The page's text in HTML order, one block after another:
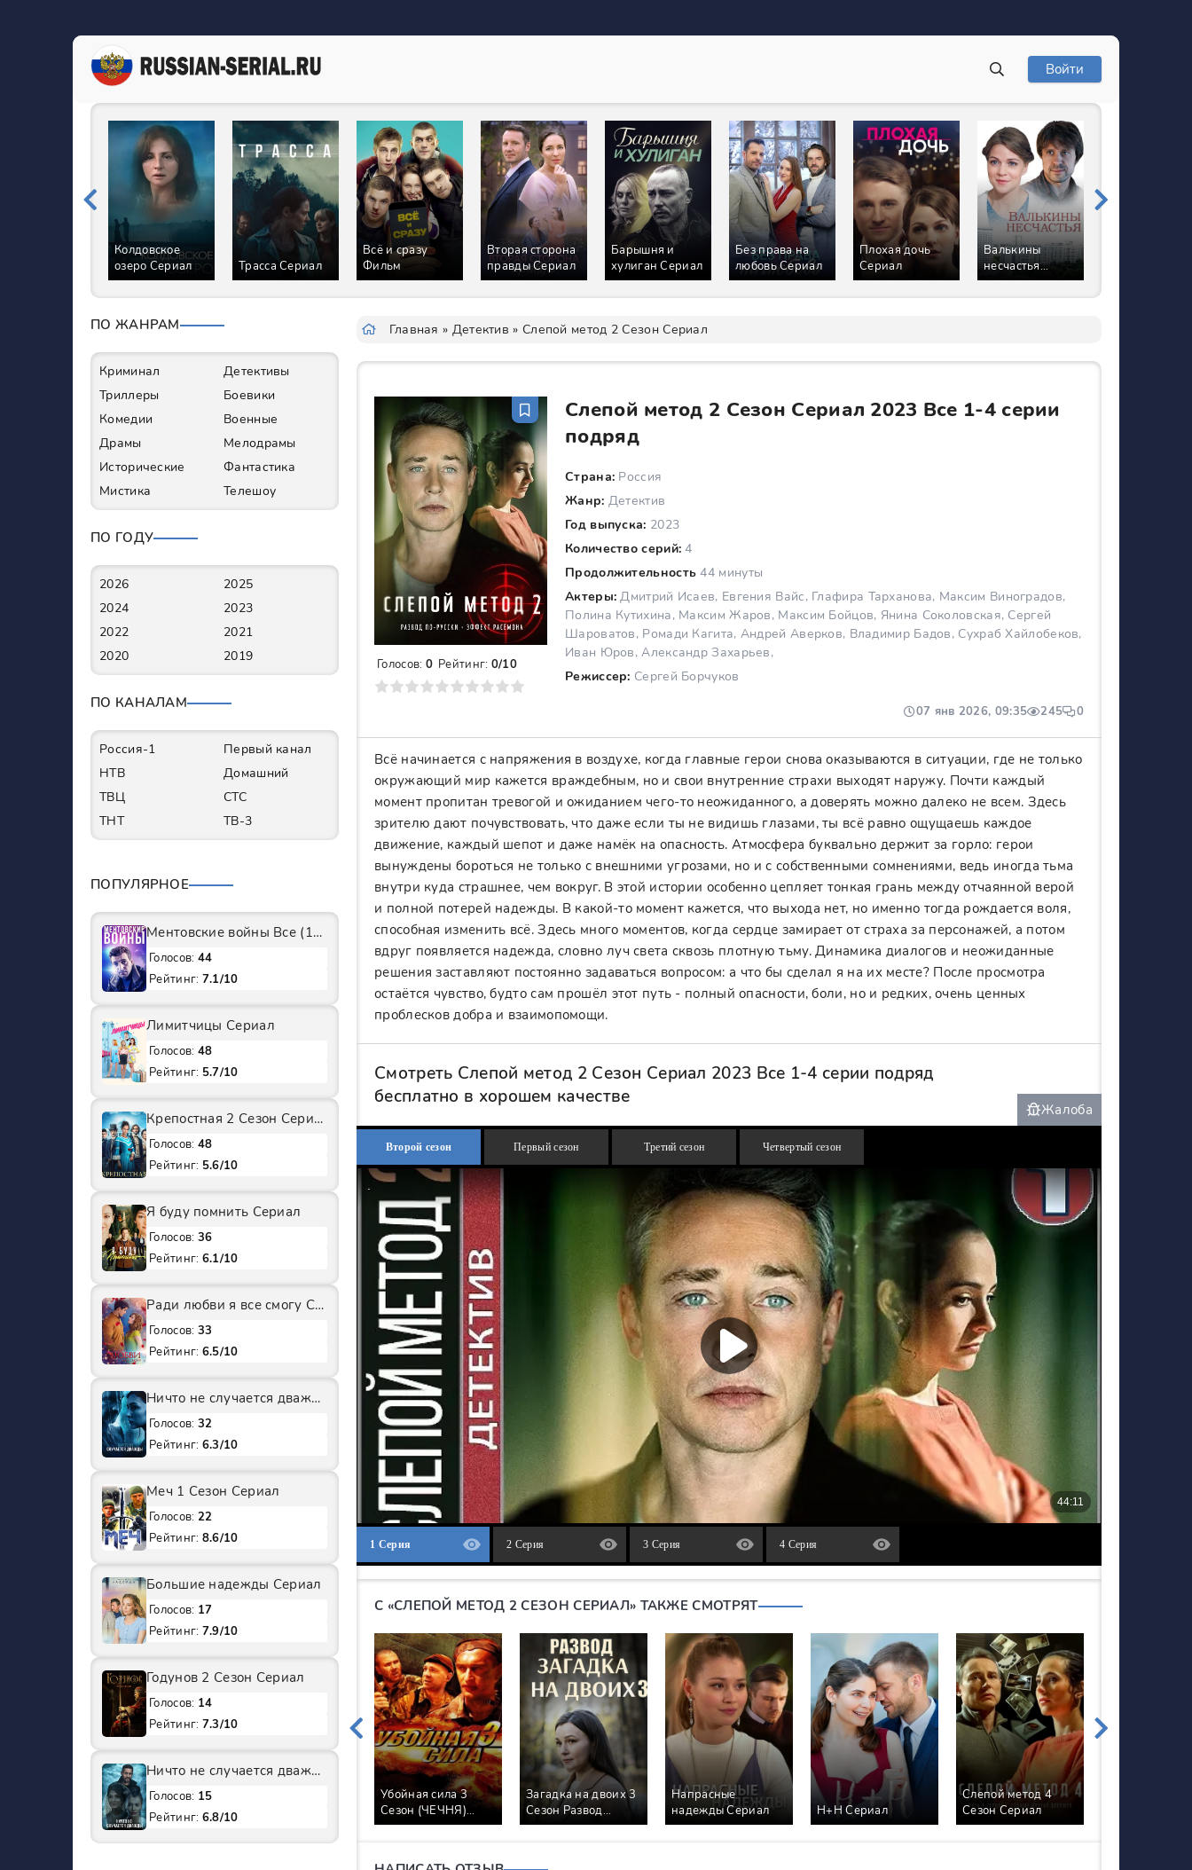
Войти
Колдовское
озеро Сериал
Трасса Сериал
Всё и сразу
Фильм
Вторая сторона
правды Сериал
Барышня и
хулиган Сериал
Без права на
любовь Сериал
Плохая дочь
Сериал
Валькины
несчастья
Сериал
Главная » Детектив » Слепой метод 2 Сезон Сериал
Слепой метод 2 Сезон Сериал 2023 Все 1-4 серии
подряд
Страна: Россия
Жанр: Детектив
Год выпуска: 2023
Количество серий: 4
Продолжительность 44 минуты
Актеры: Дмитрий Исаев, Евгения Вайс, Глафира Тарханова, Максим Виноградов,
Полина Кутихина, Максим Жаров, Максим Бойцов, Янина Соколовская, Сергей
Шароватов, Ромади Кагита, Андрей Аверков, Владимир Бадов, Сухраб Хайлобеков,
Иван Юров, Александр Захарьев,
Режиссер: Сергей Борчуков
07 янв 2026, 09:35 245 0
Голосов: 0 Рейтинг: 0/10
7 8 9 10
Всё начинается с напряжения в воздухе, когда главные герои снова оказываются в ситуации, где не только
окружающий мир кажется враждебным, но и свои внутренние страхи выходят наружу. Почти каждый
момент пропитан тревогой и ожиданием чего-то неожиданного, а доверять можно далеко не всем. Здесь
зрителю дают почувствовать, что даже если ты не видишь глазами, ты всё равно ощущаешь каждое
движение, каждый шепот и даже намёк на опасность. Атмосфера буквально держит за горло: герои
вынуждены бороться не только с внешними угрозами, но и с собственными сомнениями, ведь иногда тьма
внутри куда страшнее, чем вокруг. В этой истории особенно цепляет тонкая грань между отчаянной верой
и полной потерей надежды. В какой-то момент кажется, что выхода нет, но именно тогда рождается воля,
способная изменить всё. Здесь много моментов, когда сердце замирает от страха за персонажей, а потом
вдруг появляется надежда, словно луч света сквозь плотную тьму. Динамика диалогов и неожиданные
решения заставляют постоянно задаваться вопросом: а что бы сделал я на их месте? После просмотра
остаётся чувство, будто сам прошёл этот путь - полный опасности, боли, но и редких, очень ценных
проблесков добра и взаимопомощи.
Смотреть Слепой метод 2 Сезон Сериал 2023 Все 1-4 серии подряд
бесплатно в хорошем качестве
Второй сезон Первый сезон Третий сезон Четвертый сезон
1 Серия 2 Серия 3 Серия 4 Серия
Жалоба
С «СЛЕПОЙ МЕТОД 2 СЕЗОН СЕРИАЛ» ТАКЖЕ СМОТРЯТ
Убойная сила 3
Сезон (ЧЕЧНЯ)
Сериал
Загадка на двоих 3
Сезон Развод
Сериал
Напрасные
надежды Сериал
Н+Н Сериал
Слепой метод 4
Сезон Сериал
ПО ЖАНРАМ
Криминал
Детективы
Триллеры
Боевики
Комедии
Военные
Драмы
Мелодрамы
Исторические
Фантастика
Мистика
Телешоу
ПО ГОДУ
2026
2025
2024
2023
2022
2021
2020
2019
ПО КАНАЛАМ
Россия-1
Первый канал
НТВ
Домашний
ТВЦ
СТС
ТНТ
ТВ-3
ПОПУЛЯРНОЕ
Ментовские войны Все (1-11 Сезоны) подряд Сериал
Голосов: 44
Рейтинг: 7.1/10
Лимитчицы Сериал
Голосов: 48
Рейтинг: 5.7/10
Крепостная 2 Сезон Сериал
Голосов: 48
Рейтинг: 5.6/10
Я буду помнить Сериал
Голосов: 36
Рейтинг: 6.1/10
Ради любви я все смогу Сериал
Голосов: 33
Рейтинг: 6.5/10
Ничто не случается дважды 2 Сезон Сериал
Голосов: 32
Рейтинг: 6.3/10
Меч 1 Сезон Сериал
Голосов: 22
Рейтинг: 8.6/10
Большие надежды Сериал
Голосов: 17
Рейтинг: 7.9/10
Годунов 2 Сезон Сериал
Голосов: 14
Рейтинг: 7.3/10
Ничто не случается дважды 1 Сезон Сериал
Голосов: 15
Рейтинг: 6.8/10